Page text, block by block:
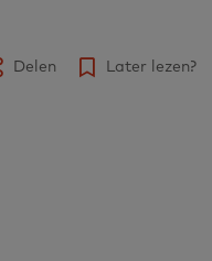
Delen Later lezen?